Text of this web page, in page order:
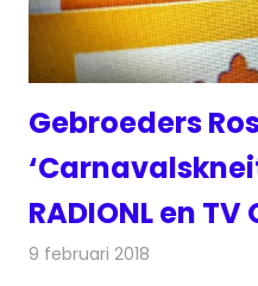
Gebroeders
RADIONL en
9 februari 2018